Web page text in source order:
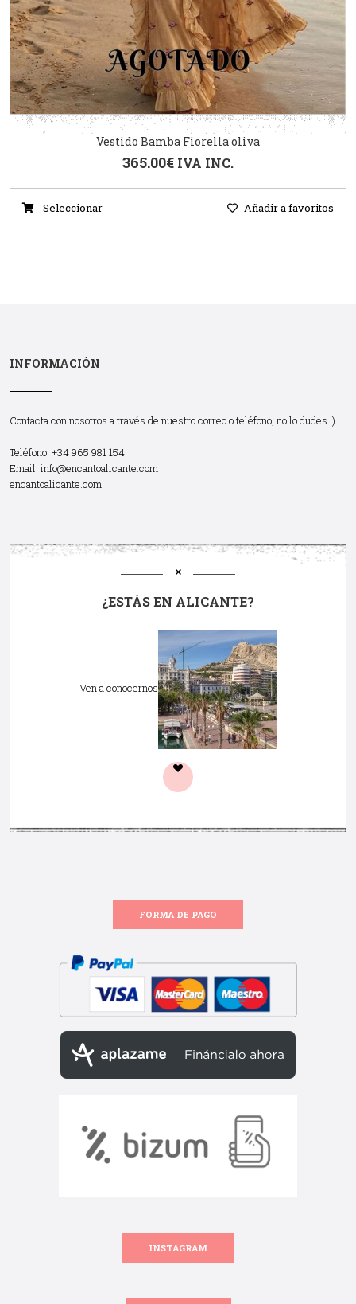
Vestido Bamba Fiorella oliva
365.00€ IVA INC.
Seleccionar Añadir a favoritos
INFORMACIÓN
Contacta con nosotros a través de nuestro correo o teléfono, no lo dudes :)
Teléfono: +34 965 981 154
Email: info@encantoalicante.com
encantoalicante.com
¿ESTÁS EN ALICANTE?
Ven a conocernos
FORMA DE PAGO
INSTAGRAM